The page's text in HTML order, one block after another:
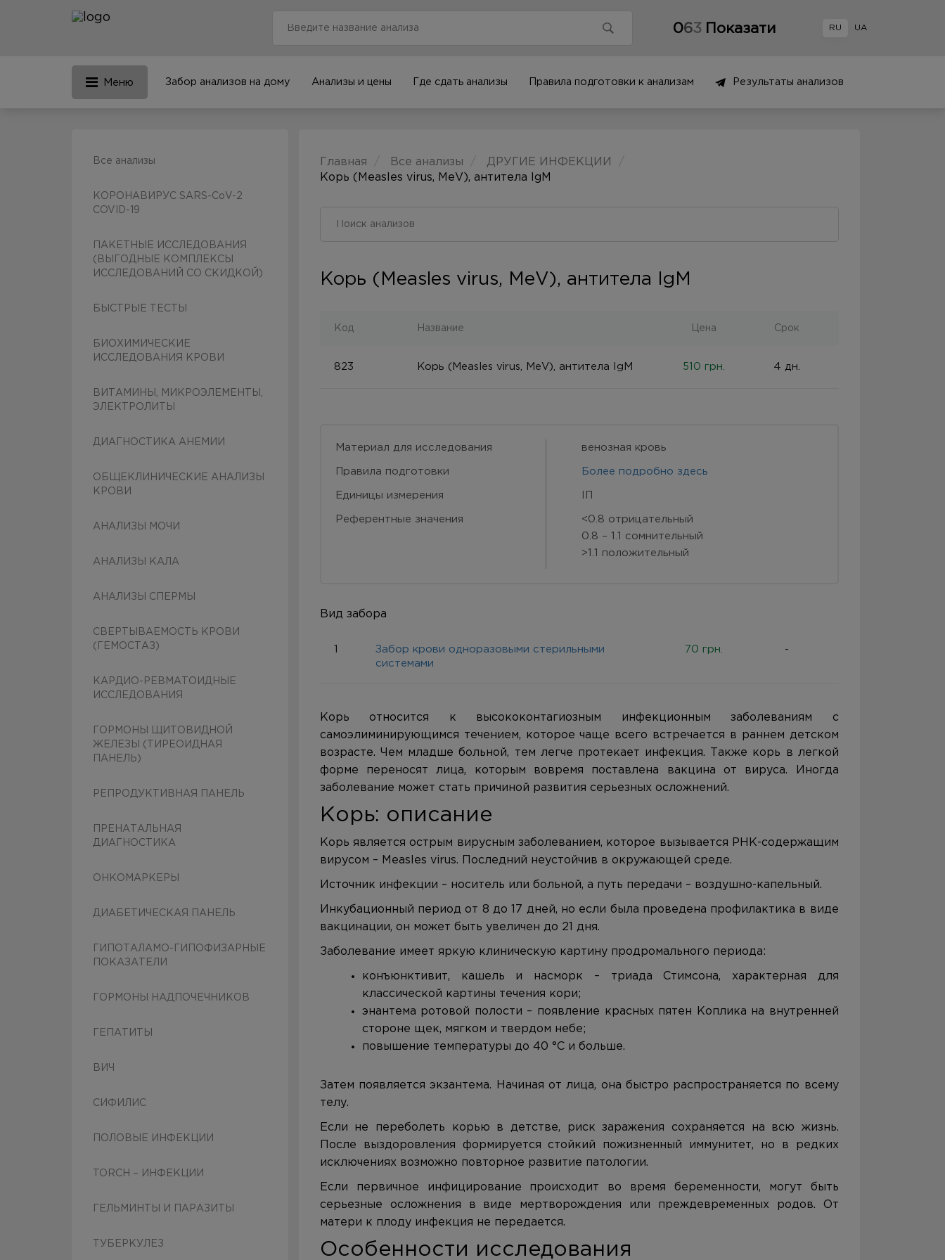
063 Показати RU UA
Меню Забор анализов на дому Анализы и цены Где сдать анализы Правила подготовки к анализам Результаты анализов
Все анализы
КОРОНАВИРУС SARS-CoV-2
COVID-19
ПАКЕТНЫЕ ИССЛЕДОВАНИЯ
(ВЫГОДНЫЕ КОМПЛЕКСЫ
ИССЛЕДОВАНИЙ СО СКИДКОЙ)
БЫСТРЫЕ ТЕСТЫ
БИОХИМИЧЕСКИЕ
ИССЛЕДОВАНИЯ КРОВИ
ВИТАМИНЫ, МИКРОЭЛЕМЕНТЫ,
ЭЛЕКТРОЛИТЫ
ДИАГНОСТИКА АНЕМИИ
ОБЩЕКЛИНИЧЕСКИЕ АНАЛИЗЫ
КРОВИ
АНАЛИЗЫ МОЧИ
АНАЛИЗЫ КАЛА
АНАЛИЗЫ СПЕРМЫ
СВЕРТЫВАЕМОСТЬ КРОВИ
(ГЕМОСТАЗ)
КАРДИО-РЕВМАТОИДНЫЕ
ИССЛЕДОВАНИЯ
ГОРМОНЫ ЩИТОВИДНОЙ
ЖЕЛЕЗЫ (ТИРЕОИДНАЯ
ПАНЕЛЬ)
РЕПРОДУКТИВНАЯ ПАНЕЛЬ
ПРЕНАТАЛЬНАЯ
ДИАГНОСТИКА
ОНКОМАРКЕРЫ
ДИАБЕТИЧЕСКАЯ ПАНЕЛЬ
ГИПОТАЛАМО-ГИПОФИЗАРНЫЕ
ПОКАЗАТЕЛИ
ГОРМОНЫ НАДПОЧЕЧНИКОВ
ГЕПАТИТЫ
ВИЧ
СИФИЛИС
ПОЛОВЫЕ ИНФЕКЦИИ
TORCH – ИНФЕКЦИИ
ГЕЛЬМИНТЫ И ПАРАЗИТЫ
ТУБЕРКУЛЕЗ
Главная Все анализы
ДРУГИЕ ИНФЕКЦИИ
Корь (Measles virus, MeV), антитела IgM
Корь (Measles virus, MeV), антитела IgM
Код Название Цена Срок
823 Корь (Measles virus, MeV), антитела IgM 510 грн. 4 дн.
Материал для исследования венозная кровь
Правила подготовки Более подробно здесь
Eдиницы измерения
Референтные значения
<0.8 отрицательный
0.8 – 1.1 сомнительный
>1.1 положительный
Вид забора
1
Забор крови одноразовыми стерильными
системами
70 грн. -
Корь относится к высококонтагиозным инфекционным заболеваниям с
самоэлиминирующимся течением, которое чаще всего встречается в раннем детском
возрасте. Чем младше больной, тем легче протекает инфекция. Также корь в легкой
форме переносят лица, которым вовремя поставлена вакцина от вируса. Иногда
заболевание может стать причиной развития серьезных осложнений.
Корь: описание
Корь является острым вирусным заболеванием, которое вызывается РНК-содержащим
вирусом – Measles virus. Последний неустойчив в окружающей среде.
Источник инфекции – носитель или больной, а путь передачи – воздушно-капельный.
Инкубационный период от 8 до 17 дней, но если была проведена профилактика в виде
вакцинации, он может быть увеличен до 21 дня.
Заболевание имеет яркую клиническую картину продромального периода:
конъюнктивит, кашель и насморк – триада Стимсона, характерная для
классической картины течения кори;
энантема ротовой полости – появление красных пятен Коплика на внутренней
стороне щек, мягком и твердом небе;
повышение температуры до 40 °С и больше.
Затем появляется экзантема. Начиная от лица, она быстро распространяется по всему
телу.
Если не переболеть корью в детстве, риск заражения сохраняется на всю жизнь.
После выздоровления формируется стойкий пожизненный иммунитет, но в редких
исключениях возможно повторное развитие патологии.
Если первичное инфицирование происходит во время беременности, могут быть
серьезные осложнения в виде мертворождения или преждевременных родов. От
матери к плоду инфекция не передается.
Особенности исследования